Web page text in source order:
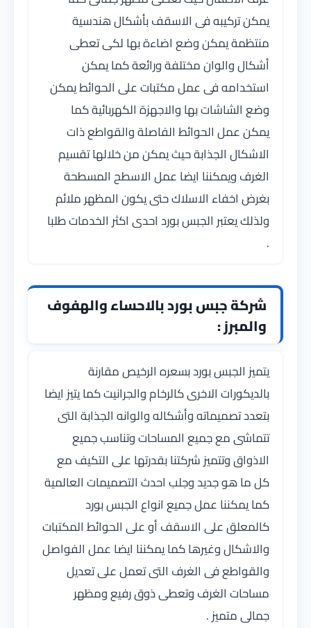
يمكن تركيبه فى الاسقف بأشكال هندسية
منتظمة يمكن وضع اضاءة بها لكى تعطى
أشكال والوان مختلفة ورائعة كما يمكن
استخدامه فى عمل مكتبات على الحوائط يمكن
وضع الشاشات بها والاجهزة الكهربائية كما
يمكن عمل الحوائط الفاصلة والقواطع ذات
الاشكال الجذابة حيث يمكن من خلالها تقسيم
الغرف ويمكننا ايضا عمل الاسطح المسطحة
بغرض اخفاء الاسلاك حتى يكون المظهر ملائم
ولذلك يعتبر الجبس بورد احدى اكثر الخدمات طلبا
.
شركة جبس بورد بالاحساء والهفوف
والمبرز :
يتميز الجبس بورد بسعره الرخيص مقارنة
بالديكورات الاخرى كالرخام والجرانيت كما يتيز ايضا
بتعدد تصميماته وأشكاله والوانه الجذابة التى
تتماشى مع جميع المساحات وتناسب جميع
الاذواق وتتميز شركتنا بقدرتها على التكيف مع
كل ما هو جديد وجلب احدث التصميمات العالمية
كما يمكننا عمل جميع انواع الجبس بورد
كالمعلق على الاسقف أو على الحوائط المكتبات
والاشكال وغيرها كما يمكننا ايضا عمل الفواصل
والقواطع فى الغرف التى تعمل على تعديل
مساحات الغرف وتعطى ذوق رفيع ومظهر
جمالى متميز .